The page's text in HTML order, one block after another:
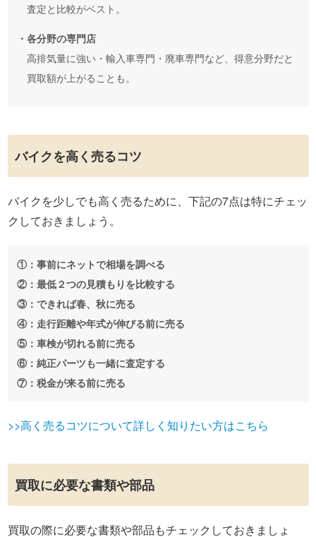
査定と比較がベスト。
・各分野の専門店
高排気量に強い・輸入車専門・廃車専門など、得意分野だと
買取額が上がることも。
バイクを高く売るコツ
バイクを少しでも高く売るために、下記の7点は特にチェッ
クしておきましょう。
①：事前にネットで相場を調べる
②：最低２つの見積もりを比較する
③：できれば春、秋に売る
④：走行距離や年式が伸びる前に売る
⑤：車検が切れる前に売る
⑥：純正パーツも一緒に査定する
⑦：税金が来る前に売る
>>高く売るコツについて詳しく知りたい方はこちら
買取に必要な書類や部品
買取の際に必要な書類や部品もチェックしておきましょ